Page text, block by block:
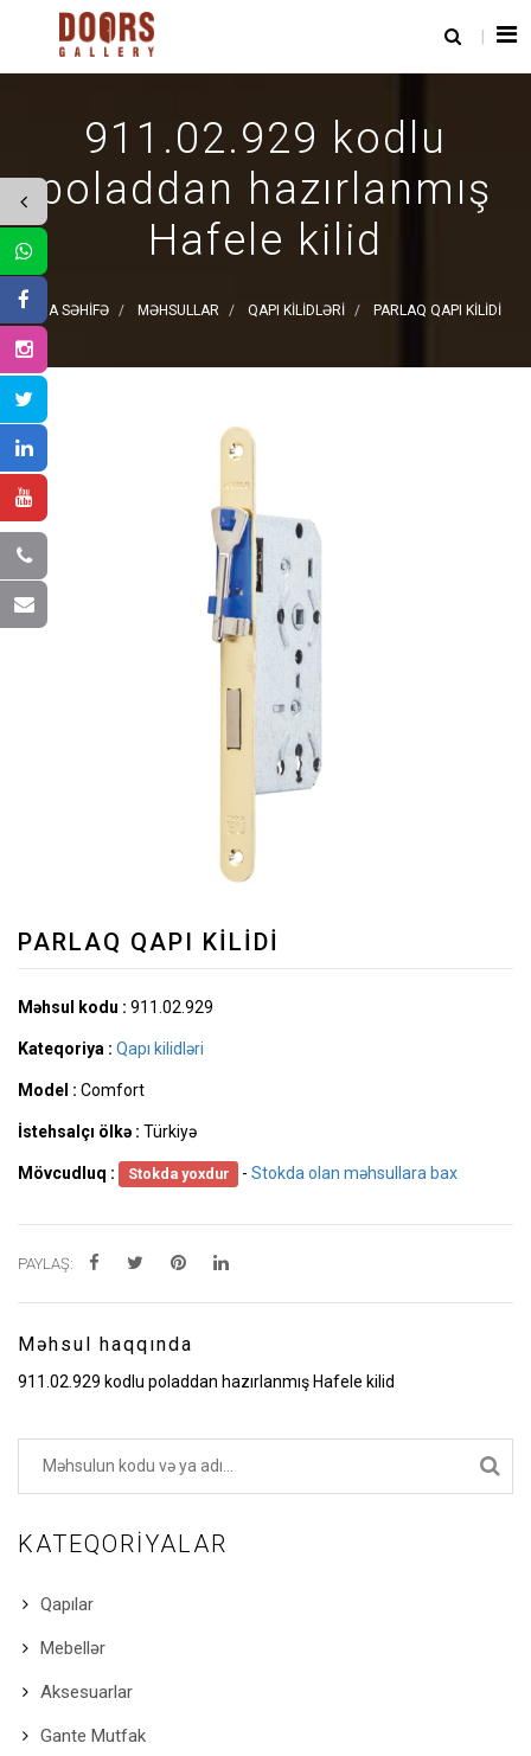
911.02.929 kodlu
poladdan hazırlanmış
Hafele kilid
ANA SƏHIFƏ MƏHSULLAR QAPI KILIDLƏRI PARLAQ QAPI KILIDI
PARLAQ QAPI KILIDI
Məhsul kodu : 911.02.929
Kateqoriya : Qapı kilidləri
Model : Comfort
İstehsalçı ölkə : Türkiyə
Mövcudluq : Stokda yoxdur -Stokda olan məhsullara bax
PAYLAŞ:
Məhsul haqqında
911.02.929 kodlu poladdan hazırlanmış Hafele kilid
KATEQORIYALAR
Qapılar
Mebellər
Aksesuarlar
Gante Mutfak